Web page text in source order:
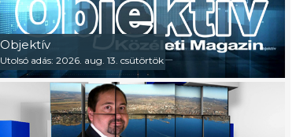
Objektív
Utolsó adás: 2026. aug. 13. csütörtök